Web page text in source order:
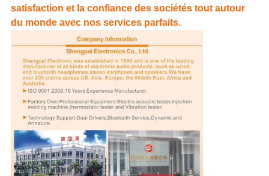
satisfaction et la confiance des sociétés tout autour
du monde avec nos services parfaits.